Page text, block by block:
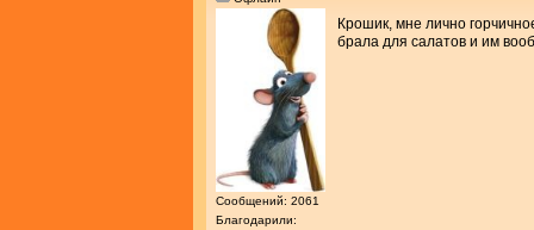
Сообщений: 2061
Благодарили:
Крошик, мне лично
брала для салатов и им